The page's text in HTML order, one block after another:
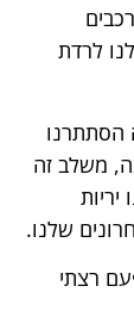
לרדת
הסתתרנו
משלב זה
שלנו.
רצתי